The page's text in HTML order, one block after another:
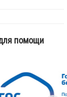
помощи